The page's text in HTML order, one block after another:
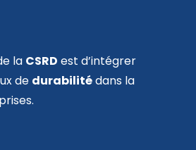
la CSRD est d’intégrer
de durabilitédans la